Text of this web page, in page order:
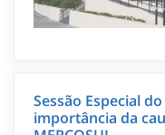
Sessão Especial
importância da